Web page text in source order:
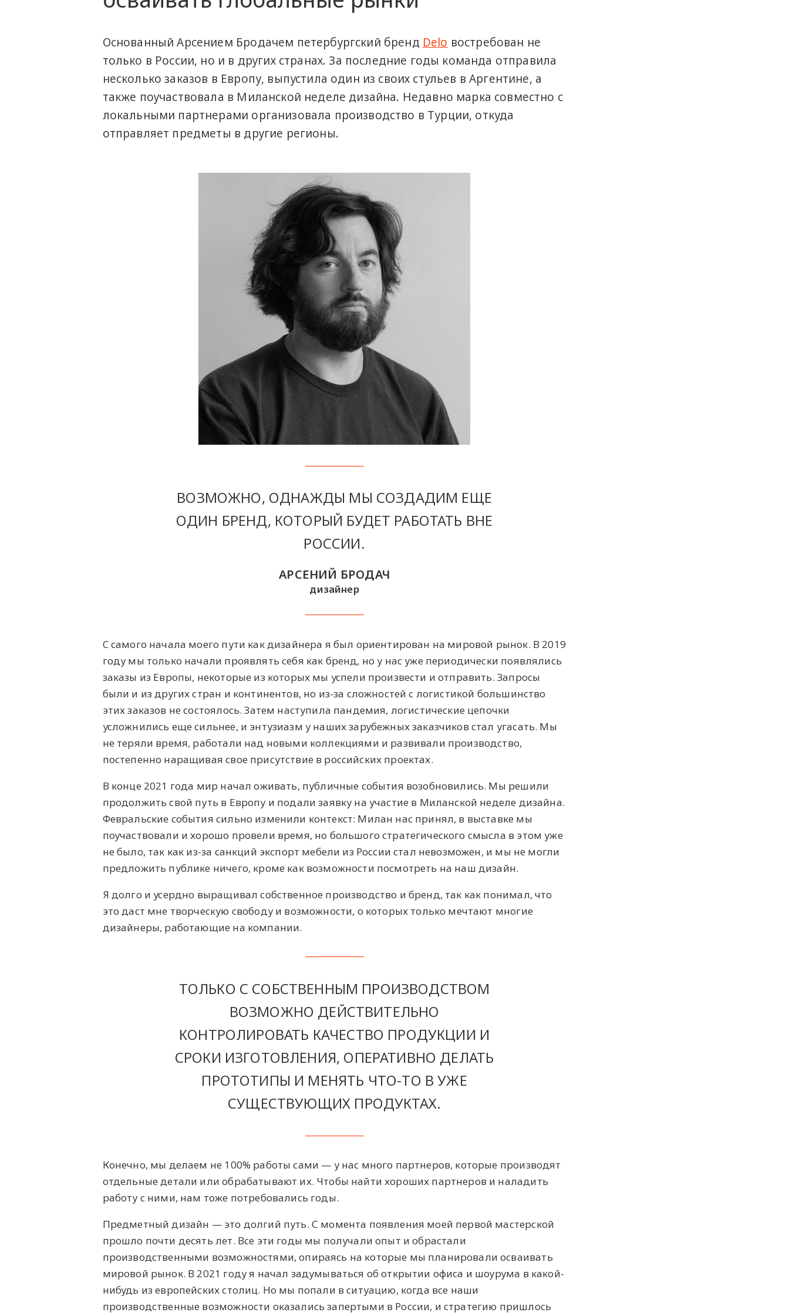
Основанный Арсением Бродачем петербургский бренд Delo востребован не
только в России, но и в других странах. За последние годы команда отправила
несколько заказов в Европу, выпустила один из своих стульев в Аргентине, а
также поучаствовала в Миланской неделе дизайна. Недавно марка совместно с
локальными партнерами организовала производство в Турции, откуда
отправляет предметы в другие регионы.
ВОЗМОЖНО, ОДНАЖДЫ МЫ СОЗДАДИМ ЕЩЕ
ОДИН БРЕНД, КОТОРЫЙ БУДЕТ РАБОТАТЬ ВНЕ
РОССИИ.
АРСЕНИЙ БРОДАЧ
дизайнер
C самого начала моего пути как дизайнера я был ориентирован на мировой рынок. В 2019
году мы только начали проявлять себя как бренд, но у нас уже периодически появлялись
заказы из Европы, некоторые из которых мы успели произвести и отправить. Запросы
были и из других стран и континентов, но из-за сложностей с логистикой большинство
этих заказов не состоялось. Затем наступила пандемия, логистические цепочки
усложнились еще сильнее, и энтузиазм у наших зарубежных заказчиков стал угасать. Мы
не теряли время, работали над новыми коллекциями и развивали производство,
постепенно наращивая свое присутствие в российских проектах.
В конце 2021 года мир начал оживать, публичные события возобновились. Мы решили
продолжить свой путь в Европу и подали заявку на участие в Миланской неделе дизайна.
Февральские события сильно изменили контекст: Милан нас принял, в выставке мы
поучаствовали и хорошо провели время, но большого стратегического смысла в этом уже
не было, так как из-за санкций экспорт мебели из России стал невозможен, и мы не могли
предложить публике ничего, кроме как возможности посмотреть на наш дизайн.
Я долго и усердно выращивал собственное производство и бренд, так как понимал, что
это даст мне творческую свободу и возможности, о которых только мечтают многие
дизайнеры, работающие на компании.
ТОЛЬКО С СОБСТВЕННЫМ ПРОИЗВОДСТВОМ
ВОЗМОЖНО ДЕЙСТВИТЕЛЬНО
КОНТРОЛИРОВАТЬ КАЧЕСТВО ПРОДУКЦИИ И
СРОКИ ИЗГОТОВЛЕНИЯ, ОПЕРАТИВНО ДЕЛАТЬ
ПРОТОТИПЫ И МЕНЯТЬ ЧТО-ТО В УЖЕ
СУЩЕСТВУЮЩИХ ПРОДУКТАХ.
Конечно, мы делаем не 100% работы сами — у нас много партнеров, которые производят
отдельные детали или обрабатывают их. Чтобы найти хороших партнеров и наладить
работу с ними, нам тоже потребовались годы.
Предметный дизайн — это долгий путь. С момента появления моей первой мастерской
прошло почти десять лет. Все эти годы мы получали опыт и обрастали
производственными возможностями, опираясь на которые мы планировали осваивать
мировой рынок. В 2021 году я начал задумываться об открытии офиса и шоурума в какой-
нибудь из европейских столиц. Но мы попали в ситуацию, когда все наши
производственные возможности оказались запертыми в России, и стратегию пришлось